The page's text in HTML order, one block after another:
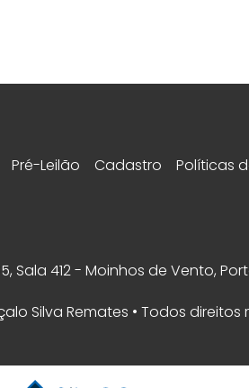
Pré-Leilão Cadastro Políticas
Sala 412 - Moinhos de Vento,
Silva Remates • Todos direitos